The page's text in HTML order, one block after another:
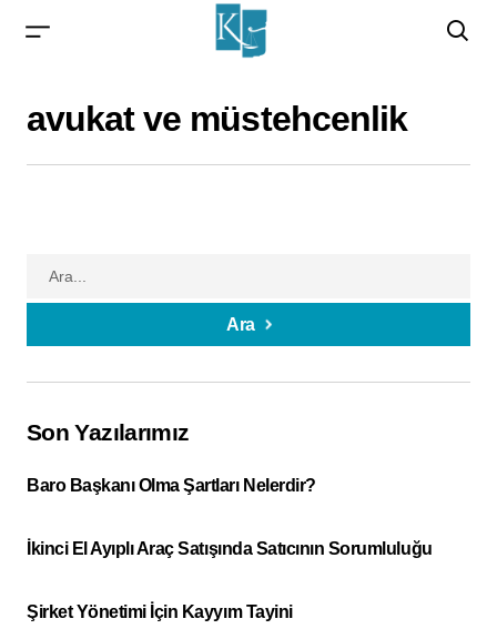
avukat ve müstehcenlik
Ara
Son Yazılarımız
Baro Başkanı Olma Şartları Nelerdir?
İkinci El Ayıplı Araç Satışında Satıcının Sorumluluğu
Şirket Yönetimi İçin Kayyım Tayini